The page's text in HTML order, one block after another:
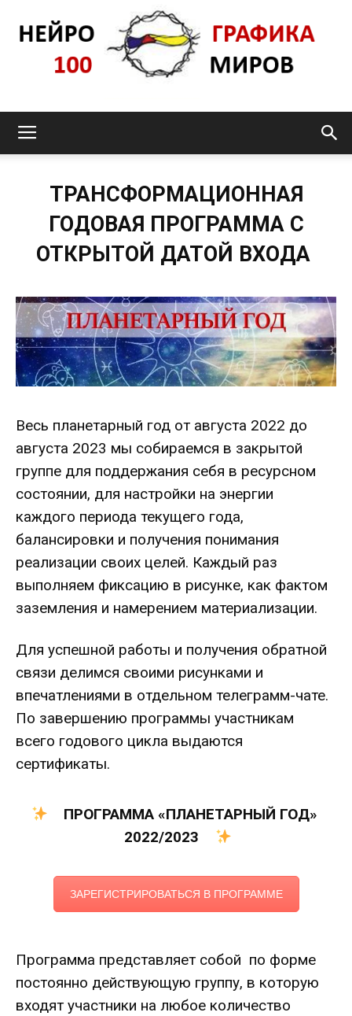
ТРАНСФОРМАЦИОННАЯ
ГОДОВАЯ ПРОГРАММА С
ОТКРЫТОЙ ДАТОЙ ВХОДА
Весь планетарный год от августа 2022 до
августа 2023 мы собираемся в закрытой
группе для поддержания себя в ресурсном
состоянии, для настройки на энергии
каждого периода текущего года,
балансировки и получения понимания
реализации своих целей. Каждый раз
выполняем фиксацию в рисунке, как фактом
заземления и намерением материализации.
Для успешной работы и получения обратной
связи делимся своими рисунками и
впечатлениями в отдельном телеграмм-чате.
По завершению программы участникам
всего годового цикла выдаются
сертификаты.
ПРОГРАММА «ПЛАНЕТАРНЫЙ ГОД»
2022/2023
ЗАРЕГИСТРИРОВАТЬСЯ В ПРОГРАММЕ
Программа представляет собой по форме
постоянно действующую группу, в которую
входят участники на любое количество